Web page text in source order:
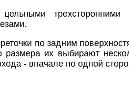
по задним
размера их выбирают
- вначале по одной